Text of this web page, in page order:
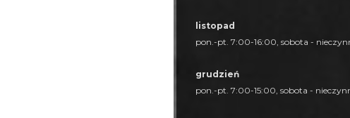
listopad
pon.-pt. 7:00-16:00, sobota -
grudzień
pon.-pt. 7:00-15:00, sobota -